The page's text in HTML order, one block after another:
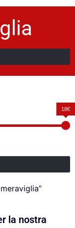
18€
la nostra